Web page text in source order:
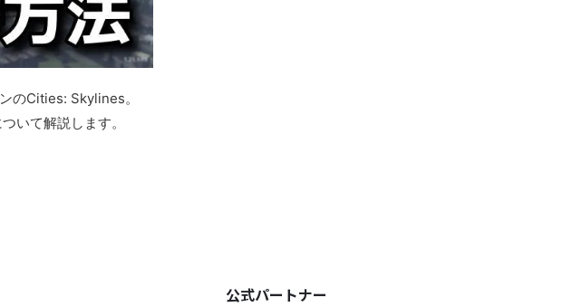
のCities: Skylines。
いて解説します。
公式パートナー